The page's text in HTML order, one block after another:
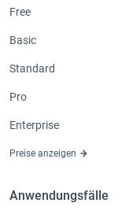
Free
Basic
Standard
Pro
Enterprise
Preise anzeigen
Anwendungsfälle